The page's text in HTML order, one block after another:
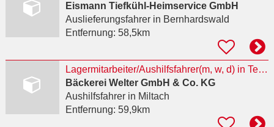
Eismann Tiefkühl-Heimservice GmbH
Auslieferungsfahrerin Bernhardswald
Entfernung: 58,5km
Lagermitarbeiter/Aushilfsfahrer(m, w, d) in Teilzeit oder Minijob
Bäckerei Welter GmbH & Co. KG
Aushilfsfahrerin Miltach
Entfernung: 59,9km